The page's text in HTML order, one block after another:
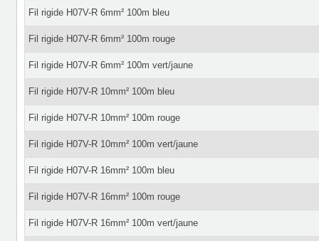
Fil rigide H07V-R 6mm² 100m bleu
Fil rigide H07V-R 6mm² 100m rouge
Fil rigide H07V-R 6mm² 100m vert/jaune
Fil rigide H07V-R 10mm² 100m bleu
Fil rigide H07V-R 10mm² 100m rouge
Fil rigide H07V-R 10mm² 100m vert/jaune
Fil rigide H07V-R 16mm² 100m bleu
Fil rigide H07V-R 16mm² 100m rouge
Fil rigide H07V-R 16mm² 100m vert/jaune